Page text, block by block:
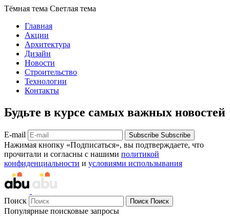
Тёмная тема Светлая тема
Главная
Акции
Архитектура
Дизайн
Новости
Строительство
Технологии
Контакты
Будьте в курсе самых важных новостей
E-mail Subscribe Subscribe
Нажимая кнопку «Подписаться», вы подтверждаете, что
прочитали и согласны с нашими политикой
конфиденциальности и условиями использывания
Поиск Поиск Поиск
Популярные поисковые запросы